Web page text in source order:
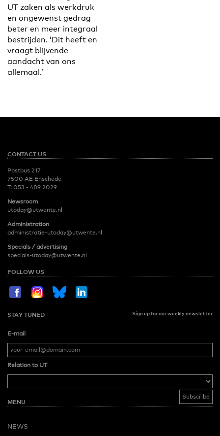
UT zaken als werkdruk
en ongewenst gedrag
beter en meer integraal
bestrijden. ‘Dit heeft en
vraagt blijvende
aandacht van ons
allemaal.’
CONTACT US
Postbus 217
7500 AE Enschede
T: 053 - 489 2029
Newsroom
utoday@utwente.nl
Administration
administratie-utoday@utwente.nl
Specials / advertising
specials-utoday@utwente.nl
FOLLOW US
STAY TUNED Sign up for our weekly newsletter
E-mail
Relation to UT
MENU
NEWS